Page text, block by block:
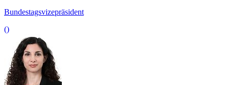
Bundestagsvizepräsident
()